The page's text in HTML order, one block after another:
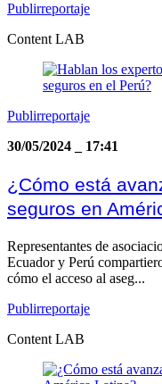
Publirreportaje
Content LAB
Publirreportaje
30/05/2024
17:41
¿Cómo está
seguros en
Representantes de
Ecuador y Perú
cómo el acceso al aseg...
Publirreportaje
Content LAB